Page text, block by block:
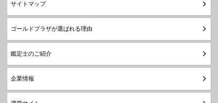
サイトマップ
ゴールドプラザが選ばれる理由
鑑定士のご紹介
企業情報